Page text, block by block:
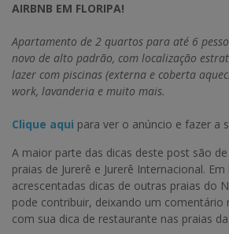
AIRBNB EM FLORIPA!
Apartamento de 2 quartos para até 6
novo de alto padrão, com localização
lazer com piscinas (externa e coberta
work, lavanderia e muito mais.
Clique aqui para ver o anúncio e fazer a
A maior parte das dicas deste post são
praias de Jurerê e Jurerê Internacional.
acrescentadas dicas de outras praias do
pode contribuir, deixando um comentário
com sua dica de restaurante nas praias